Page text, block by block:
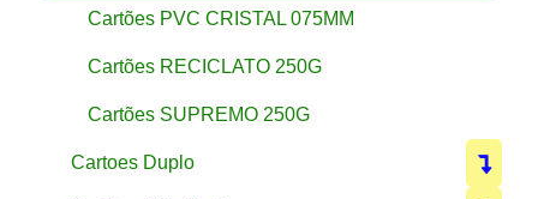
Cartões PVC CRISTAL 075MM
Cartões RECICLATO 250G
Cartões SUPREMO 250G
Cartoes Duplo